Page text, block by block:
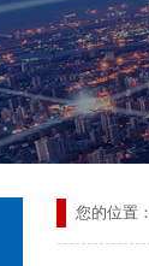
您的位置：